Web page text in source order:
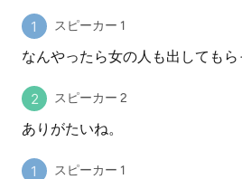
スピーカー 1
なんやったら女の人も出してもら
スピーカー 2
ありがたいね。
スピーカー 1